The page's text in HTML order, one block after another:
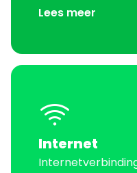
Lees meer
Internet